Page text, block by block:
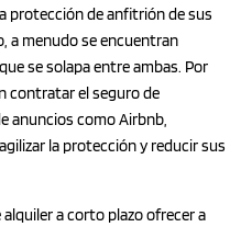
protección de anfitrión de sus
a menudo se encuentran
se solapa entre ambas. Por
contratar el seguro de
anuncios como Airbnb,
la protección y reducir sus
a corto plazo ofrecer a